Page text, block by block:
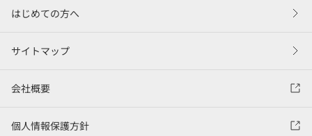
はじめての方へ
サイトマップ
会社概要
個人情報保護方針